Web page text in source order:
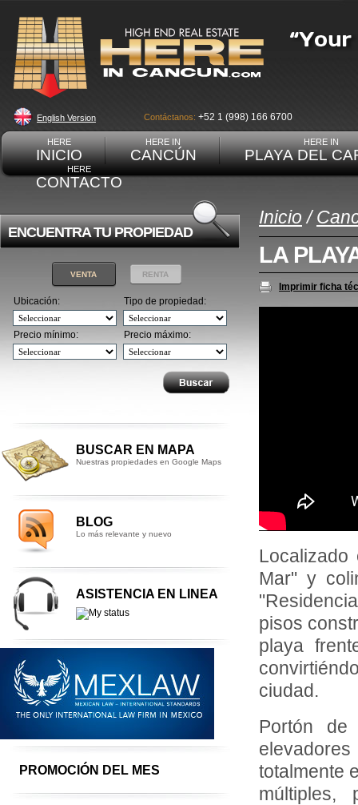
English Version Contáctanos: +52 1 (998) 166 6700
HERE
INICIO
HERE IN
CANCÚN
HERE IN
PLAYA DEL
HERE
CONTACTO
ENCUENTRA TU PROPIEDAD
VENTA RENTA
Ubicación:
Precio mínimo:
Tipo de propiedad:
Precio máximo:
BUSCAR EN MAPA
Nuestras propiedades en Google Maps
BLOG
Lo más relevante y nuevo
ASISTENCIA EN LINEA
PROMOCIÓN DEL MES
Inicio /
LA
Imprimir ficha
Mar" y
pisos
playa
ciudad.
Portón
totalmente
múltiples,